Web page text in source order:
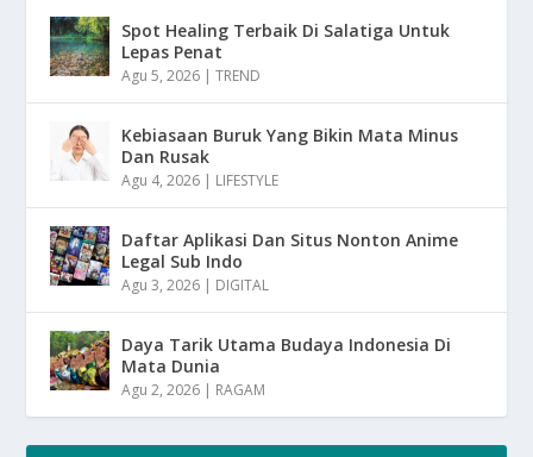
Spot Healing Terbaik Di Salatiga Untuk
Lepas Penat
Agu 5, 2026 |TREND
Kebiasaan Buruk Yang Bikin Mata Minus
Dan Rusak
Agu 4, 2026 | LIFESTYLE
Daftar Aplikasi Dan Situs Nonton Anime
Legal Sub Indo
Agu 3, 2026 | DIGITAL
Daya Tarik Utama Budaya Indonesia Di
Mata Dunia
Agu 2, 2026 | RAGAM